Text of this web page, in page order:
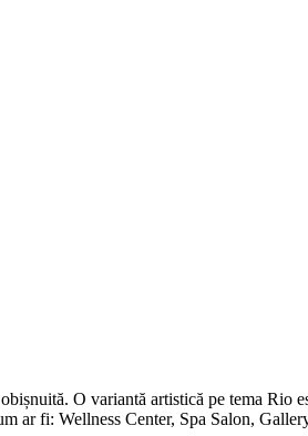
O variantă artistică pe tema Rio
ar fi: Wellness Center, Spa Salon,